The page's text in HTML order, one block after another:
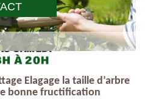
Elagage la taille d’arbre
bonne fructification